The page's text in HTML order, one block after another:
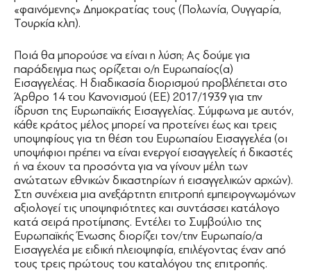
«φαινόμενης» Δημοκρατίας τους (Πολωνία, Ουγγαρία,
Τουρκία κλπ).
Ποιά θα μπορούσε να είναι η λύση; Ας δούμε για
παράδειγμα πως ορίζεται ο/η Ευρωπαίος(α)
Εισαγγελέας. Η διαδικασία διορισμού προβλέπεται στο
Άρθρο 14 του Κανονισμού (ΕΕ) 2017/1939 για την
ίδρυση της Ευρωπαϊκής Εισαγγελίας. Σύμφωνα με αυτόν,
κάθε κράτος μέλος μπορεί να προτείνει έως και τρεις
υποψηφίους για τη θέση του Ευρωπαίου Εισαγγελέα (οι
υποψήφιοι πρέπει να είναι ενεργοί εισαγγελείς ή δικαστές
ή να έχουν τα προσόντα για να γίνουν μέλη των
ανώτατων εθνικών δικαστηρίων ή εισαγγελικών αρχών).
Στη συνέχεια μια ανεξάρτητη επιτροπή εμπειρογνωμόνων
αξιολογεί τις υποψηφιότητες και συντάσσει κατάλογο
κατά σειρά προτίμησης. Εντέλει το Συμβούλιο της
Ευρωπαϊκής Ένωσης διορίζει τον/την Ευρωπαίο/α
Εισαγγελέα με ειδική πλειοψηφία, επιλέγοντας έναν από
τους τρεις πρώτους του καταλόγου της επιτροπής.